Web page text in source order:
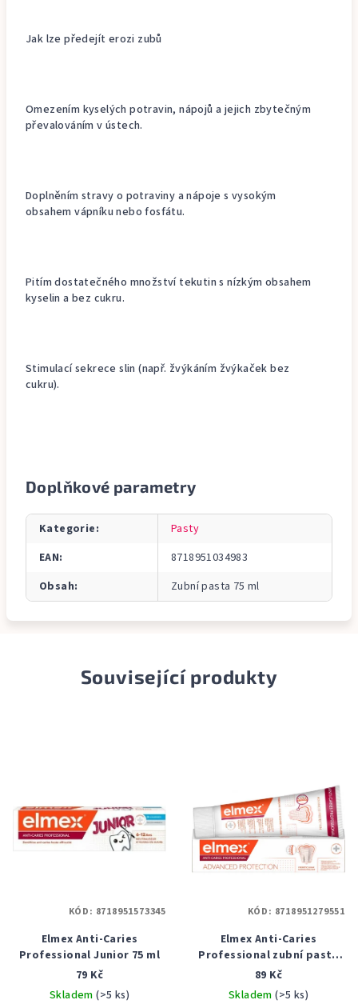
Jak lze předejít erozi zubů
Omezením kyselých potravin, nápojů a jejich zbytečným
převalováním v ústech.
Doplněním stravy o potraviny a nápoje s vysokým
obsahem vápníku nebo fosfátu.
Pitím dostatečného množství tekutin s nízkým obsahem
kyselin a bez cukru.
Stimulací sekrece slin (např. žvýkáním žvýkaček bez
cukru).
Doplňkové parametry
Kategorie:
Pasty
EAN:
8718951034983
Obsah: Zubní pasta 75 ml
Související produkty
Elmex Anti-Caries
Professional Junior 75 ml
79 Kč
Skladem(>5 ks)
KÓD: 8718951573345
Elmex Anti-Caries
Professional zubní pasta
chránící před zubním
kazem 75 ml
89 Kč
Skladem(>5 ks)
KÓD: 8718951279551